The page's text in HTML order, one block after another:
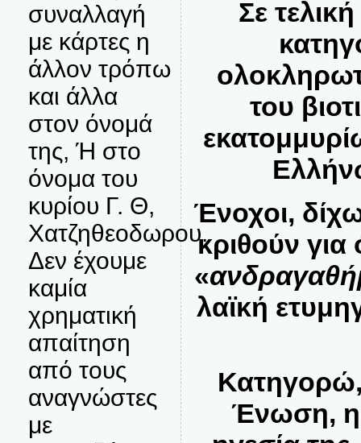
συναλλαγή
με κάρτες η
άλλον τρόπω
και άλλα
στον όνομά
της, Ή στο
όνομα του
κυρίου Γ. Θ,
Χατζηθεοδωρου.
Δεν έχουμε
καμία
χρηματική
απαίτηση
από τους
αναγνώστες
με
Σε
του
Ένοχοι,
κριθούν
«
λαϊκή
Ένωση, η